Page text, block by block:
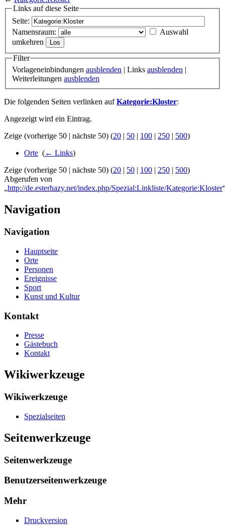
Links auf diese Seite
Seite:
Namensraum:
Auswahl
umkehren
Filter
Vorlageneinbindungen ausblenden | Links ausblenden |
Weiterleitungen ausblenden
Die folgenden Seiten verlinken aufKategorie:Kloster:
Angezeigt wird ein Eintrag.
Zeige (vorherige 50 | nächste 50) (20 | 50 | 100 | 250 | 500)
Orte (← Links)
Zeige (vorherige 50 | nächste 50) (20 | 50 | 100 | 250 | 500)
Abgerufen von
„http://de.esterhazy.net/index.php/Spezial:Linkliste/Kategorie:Kloster
Navigation
Navigation
Hauptseite
Orte
Personen
Ereignisse
Sport
Kunst und Kultur
Kontakt
Presse
Gästebuch
Kontakt
Wikiwerkzeuge
Wikiwerkzeuge
Spezialseiten
Seitenwerkzeuge
Seitenwerkzeuge
Benutzerseitenwerkzeuge
Mehr
Druckversion